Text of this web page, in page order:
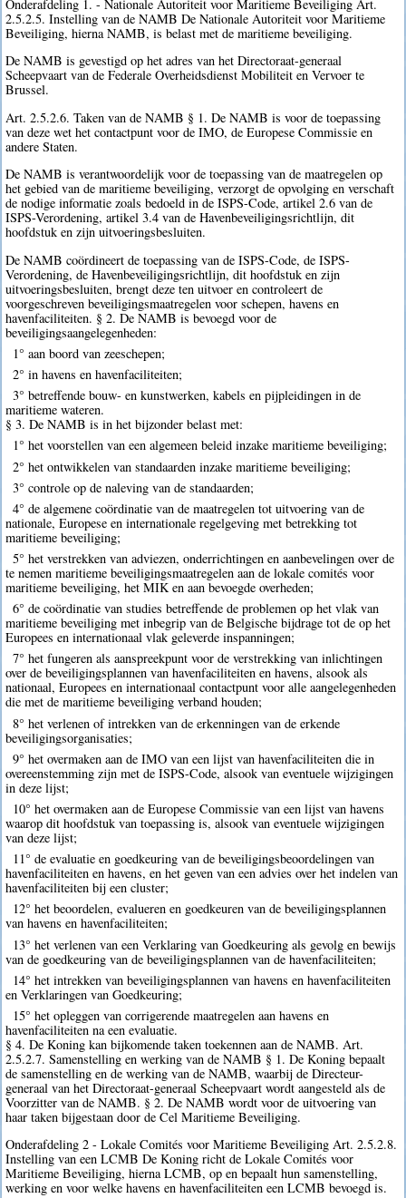
Onderafdeling 1. - Nationale Autoriteit voor Maritieme Beveiliging Art.
2.5.2.5. Instelling van de NAMB De Nationale Autoriteit voor Maritieme
Beveiliging, hierna NAMB, is belast met de maritieme beveiliging.
De NAMB is gevestigd op het adres van het Directoraat-generaal
Scheepvaart van de Federale Overheidsdienst Mobiliteit en Vervoer te
Brussel.
Art. 2.5.2.6. Taken van de NAMB § 1. De NAMB is voor de toepassing
van deze wet het contactpunt voor de IMO, de Europese Commissie en
andere Staten.
De NAMB is verantwoordelijk voor de toepassing van de maatregelen op
het gebied van de maritieme beveiliging, verzorgt de opvolging en verschaft
de nodige informatie zoals bedoeld in de ISPS-Code, artikel 2.6 van de
ISPS-Verordening, artikel 3.4 van de Havenbeveiligingsrichtlijn, dit
hoofdstuk en zijn uitvoeringsbesluiten.
De NAMB coördineert de toepassing van de ISPS-Code, de ISPS-
Verordening, de Havenbeveiligingsrichtlijn, dit hoofdstuk en zijn
uitvoeringsbesluiten, brengt deze ten uitvoer en controleert de
voorgeschreven beveiligingsmaatregelen voor schepen, havens en
havenfaciliteiten. § 2. De NAMB is bevoegd voor de
beveiligingsaangelegenheden:
1° aan boord van zeeschepen;
2° in havens en havenfaciliteiten;
3° betreffende bouw- en kunstwerken, kabels en pijpleidingen in de
maritieme wateren.
§ 3. De NAMB is in het bijzonder belast met:
1° het voorstellen van een algemeen beleid inzake maritieme beveiliging;
2° het ontwikkelen van standaarden inzake maritieme beveiliging;
3° controle op de naleving van de standaarden;
4° de algemene coördinatie van de maatregelen tot uitvoering van de
nationale, Europese en internationale regelgeving met betrekking tot
maritieme beveiliging;
5° het verstrekken van adviezen, onderrichtingen en aanbevelingen over de
te nemen maritieme beveiligingsmaatregelen aan de lokale comités voor
maritieme beveiliging, het MIK en aan bevoegde overheden;
6° de coördinatie van studies betreffende de problemen op het vlak van
maritieme beveiliging met inbegrip van de Belgische bijdrage tot de op het
Europees en internationaal vlak geleverde inspanningen;
7° het fungeren als aanspreekpunt voor de verstrekking van inlichtingen
over de beveiligingsplannen van havenfaciliteiten en havens, alsook als
nationaal, Europees en internationaal contactpunt voor alle aangelegenheden
die met de maritieme beveiliging verband houden;
8° het verlenen of intrekken van de erkenningen van de erkende
beveiligingsorganisaties;
9° het overmaken aan de IMO van een lijst van havenfaciliteiten die in
overeenstemming zijn met de ISPS-Code, alsook van eventuele wijzigingen
in deze lijst;
10° het overmaken aan de Europese Commissie van een lijst van havens
waarop dit hoofdstuk van toepassing is, alsook van eventuele wijzigingen
van deze lijst;
11° de evaluatie en goedkeuring van de beveiligingsbeoordelingen van
havenfaciliteiten en havens, en het geven van een advies over het indelen van
havenfaciliteiten bij een cluster;
12° het beoordelen, evalueren en goedkeuren van de beveiligingsplannen
van havens en havenfaciliteiten;
13° het verlenen van een Verklaring van Goedkeuring als gevolg en bewijs
van de goedkeuring van de beveiligingsplannen van de havenfaciliteiten;
14° het intrekken van beveiligingsplannen van havens en havenfaciliteiten
en Verklaringen van Goedkeuring;
15° het opleggen van corrigerende maatregelen aan havens en
havenfaciliteiten na een evaluatie.
§ 4. De Koning kan bijkomende taken toekennen aan de NAMB. Art.
2.5.2.7. Samenstelling en werking van de NAMB § 1. De Koning bepaalt
de samenstelling en de werking van de NAMB, waarbij de Directeur-
generaal van het Directoraat-generaal Scheepvaart wordt aangesteld als de
Voorzitter van de NAMB. § 2. De NAMB wordt voor de uitvoering van
haar taken bijgestaan door de Cel Maritieme Beveiliging.
Onderafdeling 2 - Lokale Comités voor Maritieme Beveiliging Art. 2.5.2.8.
Instelling van een LCMB De Koning richt de Lokale Comités voor
Maritieme Beveiliging, hierna LCMB, op en bepaalt hun samenstelling,
werking en voor welke havens en havenfaciliteiten een LCMB bevoegd is.